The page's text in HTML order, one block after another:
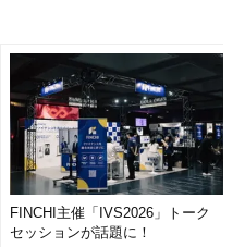
FINCHI主催「IVS2026」トーク
セッションが話題に！